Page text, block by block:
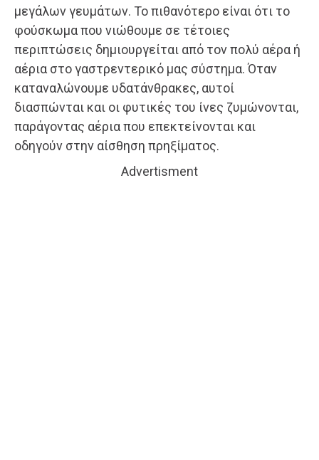
μεγάλων γευμάτων. Το πιθανότερο είναι ότι το
φούσκωμα που νιώθουμε σε τέτοιες
περιπτώσεις δημιουργείται από τον πολύ αέρα ή
αέρια στο γαστρεντερικό μας σύστημα. Όταν
καταναλώνουμε υδατάνθρακες, αυτοί
διασπώνται και οι φυτικές του ίνες ζυμώνονται,
παράγοντας αέρια που επεκτείνονται και
οδηγούν στην αίσθηση πρηξίματος.
Advertisment